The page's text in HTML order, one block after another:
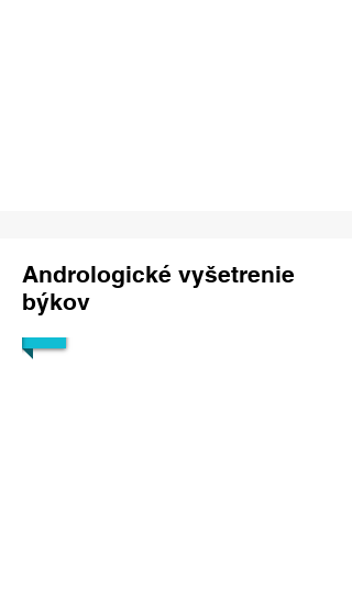
Andrologické vyšetrenie
býkov